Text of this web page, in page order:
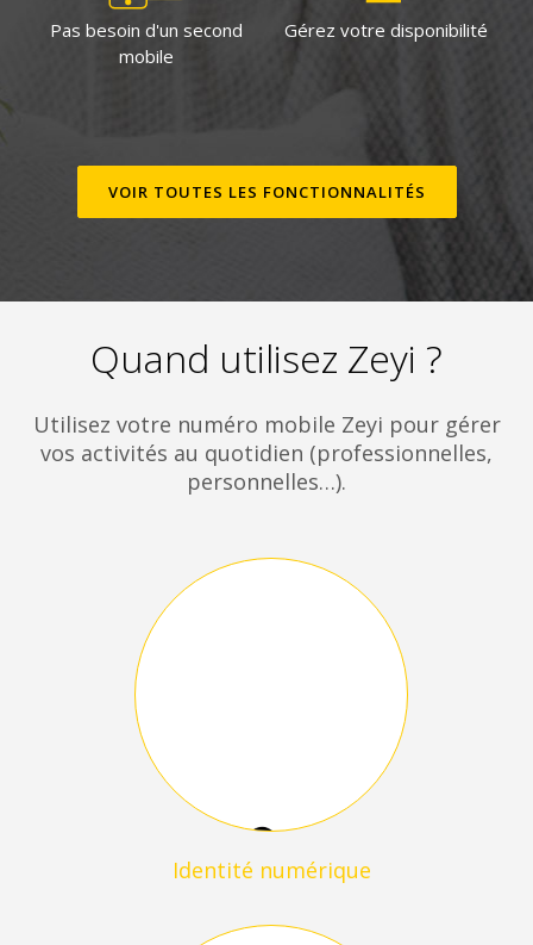
Pas besoin d'un second
mobile
Gérez votre disponibilité
VOIR TOUTES LES FONCTIONNALITÉS
Quand utilisez Zeyi ?
Utilisez votre numéro mobile Zeyi pour gérer
vos activités au quotidien (professionnelles,
personnelles…).
Identité numérique